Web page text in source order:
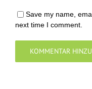
Save my name,
next time I comment.